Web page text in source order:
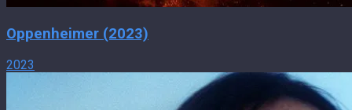
Oppenheimer (2023)
2023